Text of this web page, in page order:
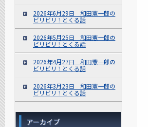
2026年6月29日 和田憲一郎の
ビリビリ！とくる話
2026年5月25日 和田憲一郎の
ビリビリ！とくる話
2026年4月27日 和田憲一郎の
ビリビリ！とくる話
2026年3月23日 和田憲一郎の
ビリビリ！とくる話
アーカイブ